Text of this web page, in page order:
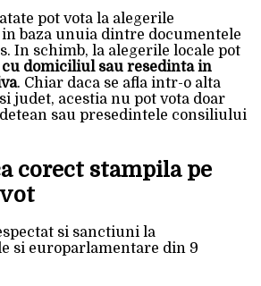
pot vota la alegerile
baza unuia dintre documentele
In schimb, la alegerile locale pot
domiciliul sau resedinta in
. Chiar daca se afla intr-o alta
judet, acestia nu pot vota doar
sau presedintele consiliului
corect stampila pe